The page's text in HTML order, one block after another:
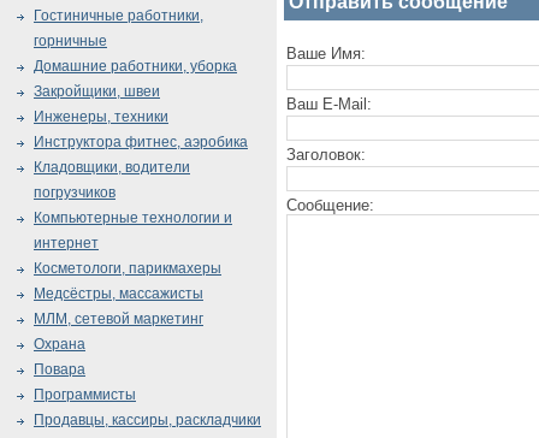
Ваше Имя:
Ваш E-Mail:
Заголовок:
Сообщение:
Гостиничные работники,
горничные
Домашние работники, уборка
Закройщики, швеи
Инженеры, техники
Инструктора фитнес, аэробика
Кладовщики, водители
погрузчиков
Компьютерные технологии и
интернет
Косметологи, парикмахеры
Медсёстры, массажисты
МЛМ, сетевой маркетинг
Охрана
Повара
Программисты
Продавцы, кассиры, раскладчики